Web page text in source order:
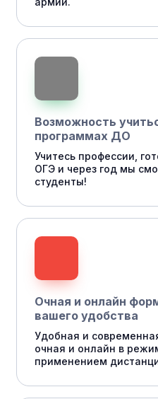
Возможность
программах ДО
Учитесь профессии,
ОГЭ и через год мы
студенты!
Очная и онлайн
вашего удобства
Удобная и
очная и онлайн в
применением